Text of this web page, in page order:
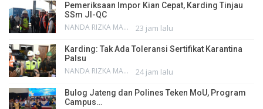
Pemeriksaan Impor Kian Cepat, Karding Tinjau
SSm JI-QC
NANDA RIZKA MAHENDRA 23 jam lalu
Karding: Tak Ada Toleransi Sertifikat Karantina
Palsu
NANDA RIZKA MAHENDRA 24 jam lalu
Bulog Jateng dan Polines Teken MoU, Program
Campus…